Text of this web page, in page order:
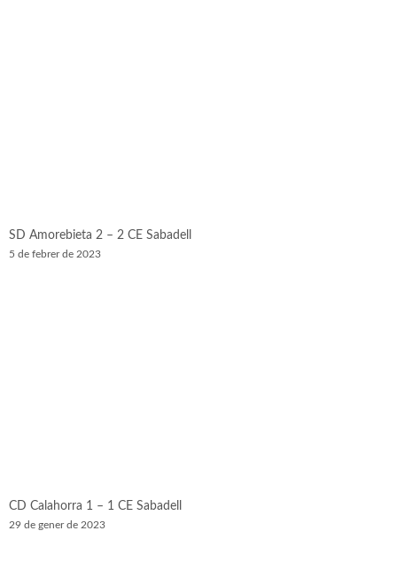
SD Amorebieta 2 – 2 CE Sabadell
5 de febrer de 2023
CD Calahorra 1 – 1 CE Sabadell
29 de gener de 2023